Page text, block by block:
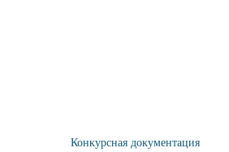
Конкурсная документация